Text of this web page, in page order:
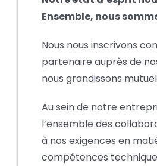
Ensemble, nous
Nous nous inscrivons
partenaire auprès de
nous grandissons
Au sein de notre
l’ensemble des
à nos exigences en
compétences